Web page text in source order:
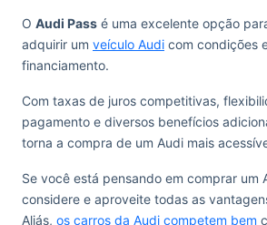
O Audi Pass é uma excelente opção
adquirir um veículo Audi com condições
financiamento.
Com taxas de juros competitivas,
pagamento e diversos benefícios
torna a compra de um Audi mais
Se você está pensando em comprar um
considere e aproveite todas as
Aliás, os carros da Audi competem bem